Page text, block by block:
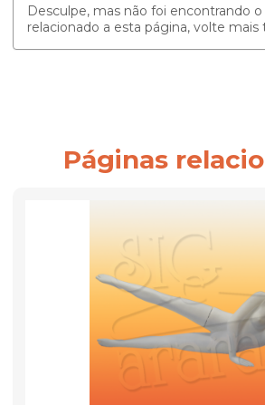
Desculpe, mas não foi encontrando
relacionado a esta página, volte mais
Páginas